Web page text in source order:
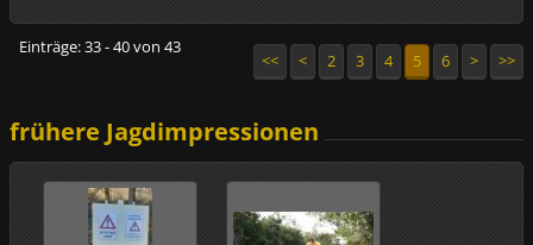
Einträge: 33 - 40 von 43
<< < 2 3 4 5 6 > >>
frühere Jagdimpressionen